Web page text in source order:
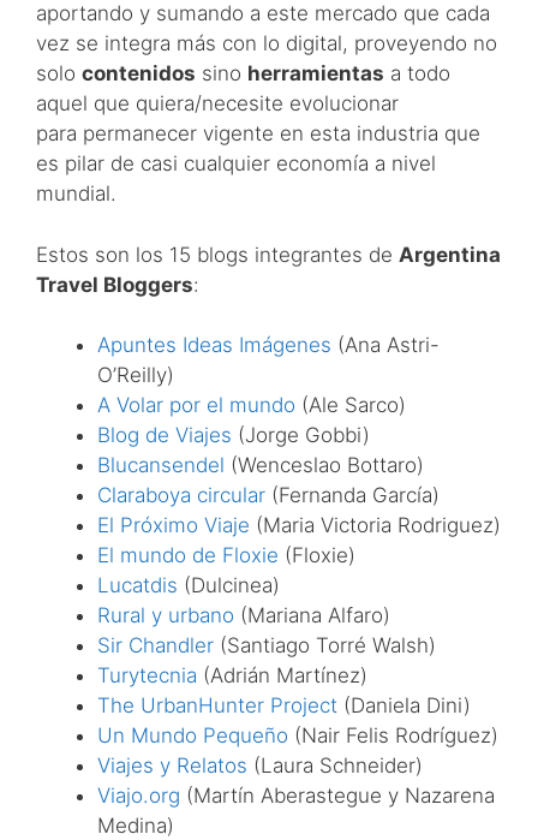
aportando y sumando a este mercado que cada
vez se integra más con lo digital, proveyendo no
solo contenidos sino herramientas a todo
aquel que quiera/necesite evolucionar
para permanecer vigente en esta industria que
es pilar de casi cualquier economía a nivel
mundial.
Estos son los 15 blogs integrantes de Argentina
Travel Bloggers:
Apuntes Ideas Imágenes (Ana Astri-
O’Reilly)
A Volar por el mundo (Ale Sarco)
Blog de Viajes (Jorge Gobbi)
Blucansendel (Wenceslao Bottaro)
Claraboya circular (Fernanda García)
El Próximo Viaje (Maria Victoria Rodriguez)
El mundo de Floxie (Floxie)
Lucatdis (Dulcinea)
Rural y urbano (Mariana Alfaro)
Sir Chandler (Santiago Torré Walsh)
Turytecnia (Adrián Martínez)
The UrbanHunter Project (Daniela Dini)
Un Mundo Pequeño (Nair Felis Rodríguez)
Viajes y Relatos (Laura Schneider)
Viajo.org (Martín Aberastegue y Nazarena
Medina)